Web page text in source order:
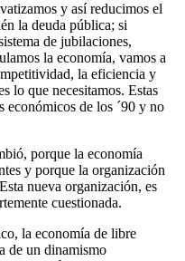
y así reducimos el
la deuda pública; si
de jubilaciones,
la economía, vamos a
la eficiencia y
lo que necesitamos. Estas
económicos de los ´90 y no
porque la economía
y porque la organización
nueva organización, es
cuestionada.
la economía de libre
de un dinamismo